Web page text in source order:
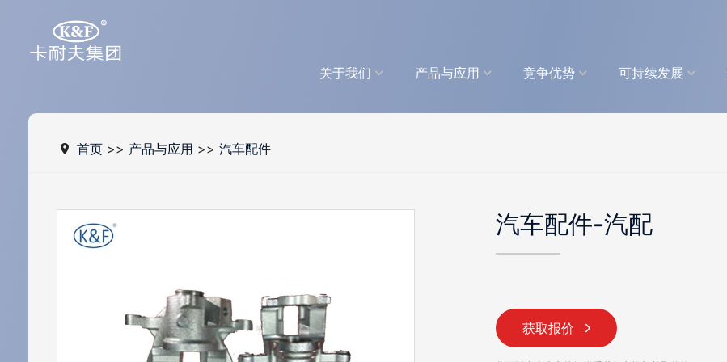
关于我们 产品与应用 竞争优势 可持续发展
首页 >> 产品与应用 >> 汽车配件
汽车配件-汽配
获取报价